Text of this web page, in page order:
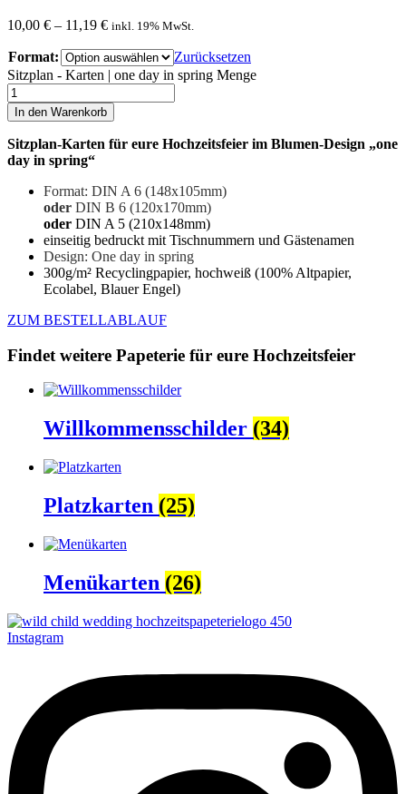
10,00 € – 11,19 € inkl. 19% MwSt.
Format:
Zurücksetzen
Sitzplan - Karten | one day in spring Menge
In den Warenkorb
Sitzplan-Karten für eure Hochzeitsfeier im Blumen-Design „one
day in spring“
Format: DIN A 6 (148x105mm)
oder DIN B 6 (120x170mm)
oder DIN A 5 (210x148mm)
einseitig bedruckt mit Tischnummern und Gästenamen
Design: One day in spring
300g/m² Recyclingpapier, hochweiß (100% Altpapier,
Ecolabel, Blauer Engel)
ZUM BESTELLABLAUF
Findet weitere Papeterie für eure Hochzeitsfeier
Willkommensschilder (34)
Platzkarten (25)
Menükarten (26)
Instagram